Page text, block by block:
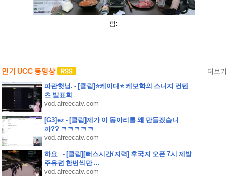
펌:
인기 UCC 동영상 더보기
파란햇님. - [클립]⭐케이대⭐ 케보학의 스니지 컨텐
츠 발표회
vod.afreecatv.com
[G3]ez - [클립]제가 이 동아리를 왜 만들겠습니
까?? ㅋㅋㅋㅋㅋ
vod.afreecatv.com
하요_ - [클립][뻐스시간/지력] 후국지 오픈 7시 제발
주유련 한번씩만 ...
vod.afreecatv.com